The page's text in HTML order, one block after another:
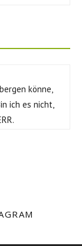
könne,
ich es nicht,